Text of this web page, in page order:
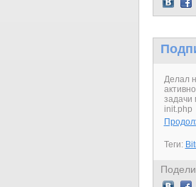
Делал
задачи
init.php
Теги: